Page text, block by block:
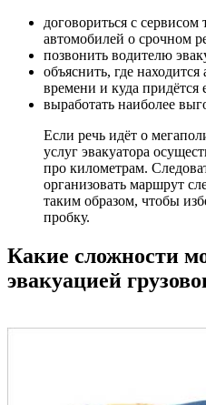
договориться с
автомобилей о срочном
позвонить водителю
объяснить, где
времени и куда придётся
выработать наиболее
Если речь идёт о
услуг эвакуатора
про километрам.
организовать маршрут
таким образом, чтобы
пробку.
Какие сложности
эвакуацией